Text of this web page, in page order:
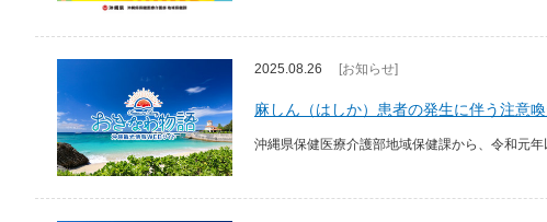
2025.08.26 [お知らせ]
麻しん（はしか）患者の発生に伴う注意
沖縄県保健医療介護部地域保健課から、令和元